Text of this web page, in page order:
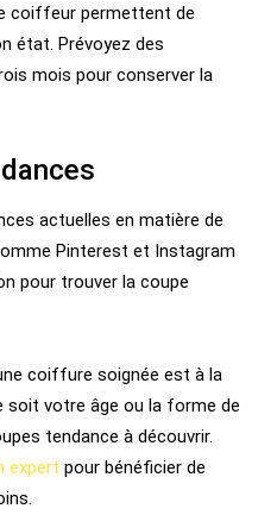
coiffeur permettent de
état. Prévoyez des
mois pour conserver la
actuelles en matière de
Pinterest et Instagram
pour trouver la coupe
coiffure soignée est à la
soit votre âge ou la forme de
tendance à découvrir.
expert pour bénéficier de